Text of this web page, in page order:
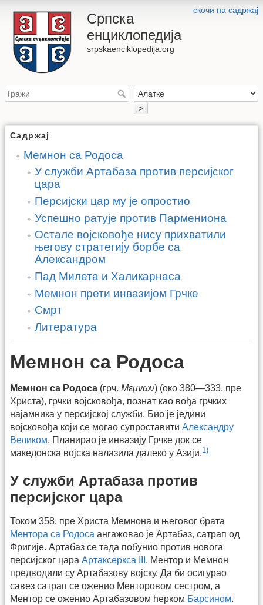
скочи на садржај
Српска
енциклопедија
srpskaenciklopedija.org
>
Садржај
Мемнон са Родоса
У служби Артабаза против персијског
цара
Персијски цар му је опростио
Успешно ратује против Пармениона
Остале војсковође нису прихватили
његову стратегију борбе са
Александром
Пад Милета и Халикарнаса
Мемнон прети инвазијом Грчке
Смрт
Литература
Мемнон са Родоса
Мемнон са Родоса (грч. Mεμνων) (око 380—333. пре
Христа), грчки војсковођа, познат као вођа грчких
најамника у персијској служби. Био је једини
војсковођа који се могао супроставити Александру
Великом. Планирао је инвазију Грчке док се
македонска војска налазила далеко у Азији.1)
У служби Артабаза против
персијског цара
Током 358. пре Христа Мемнона и његовог брата
Ментора са Родоса ангажовао је Артабаз, сатрап од
Фригије. Артабаз се тада побунио против новога
персијског цара Артаксеркса III . Ментор и Мемнон
предводили су Артабазову војску. Да би осигурао
савез сатрап се оженио Менторовом сестром, а
Ментор се оженио Артабазовом ћерком Барсином.